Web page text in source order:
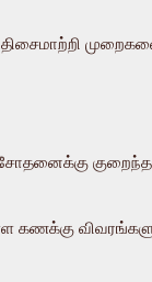
சோதனைக்கு
கணக்கு